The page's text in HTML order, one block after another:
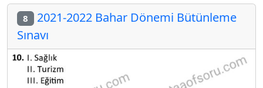
8 2021-2022 Bahar Dönemi Bütünleme
Sınavı